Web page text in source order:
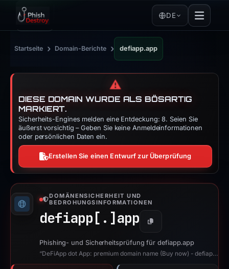
DE
Startseite › Domain-Berichte › defiapp.app
⚠️
DIESE DOMAIN WURDE ALS BÖSARTIG
MARKIERT.
Sicherheits-Engines melden eine Entdeckung: 8. Seien Sie
äußerst vorsichtig – Geben Sie keine Anmeldeinformationen
oder persönlichen Daten ein.
Erstellen Sie einen Entwurf zur Überprüfung
DOMÄNENSICHERHEIT UND
BEDROHUNGSINFORMATIONEN
defiapp[.] app Kopieren
Phishing- und Sicherheitsprüfung für defiapp.app
“DeFiApp dot App: premium domain name (Buy now) - defiapp.app”